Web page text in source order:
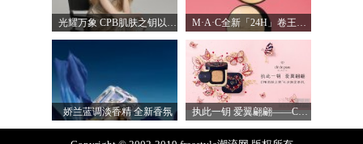
光耀万象 CPB肌肤之钥以镜头记录妮可·基 M·A·C全新「24H」卷王金气垫中国首发 实
娇兰蓝调淡香精 全新香氛 执此一钥 爱翼翩翩——CPB肌肤之钥臻献